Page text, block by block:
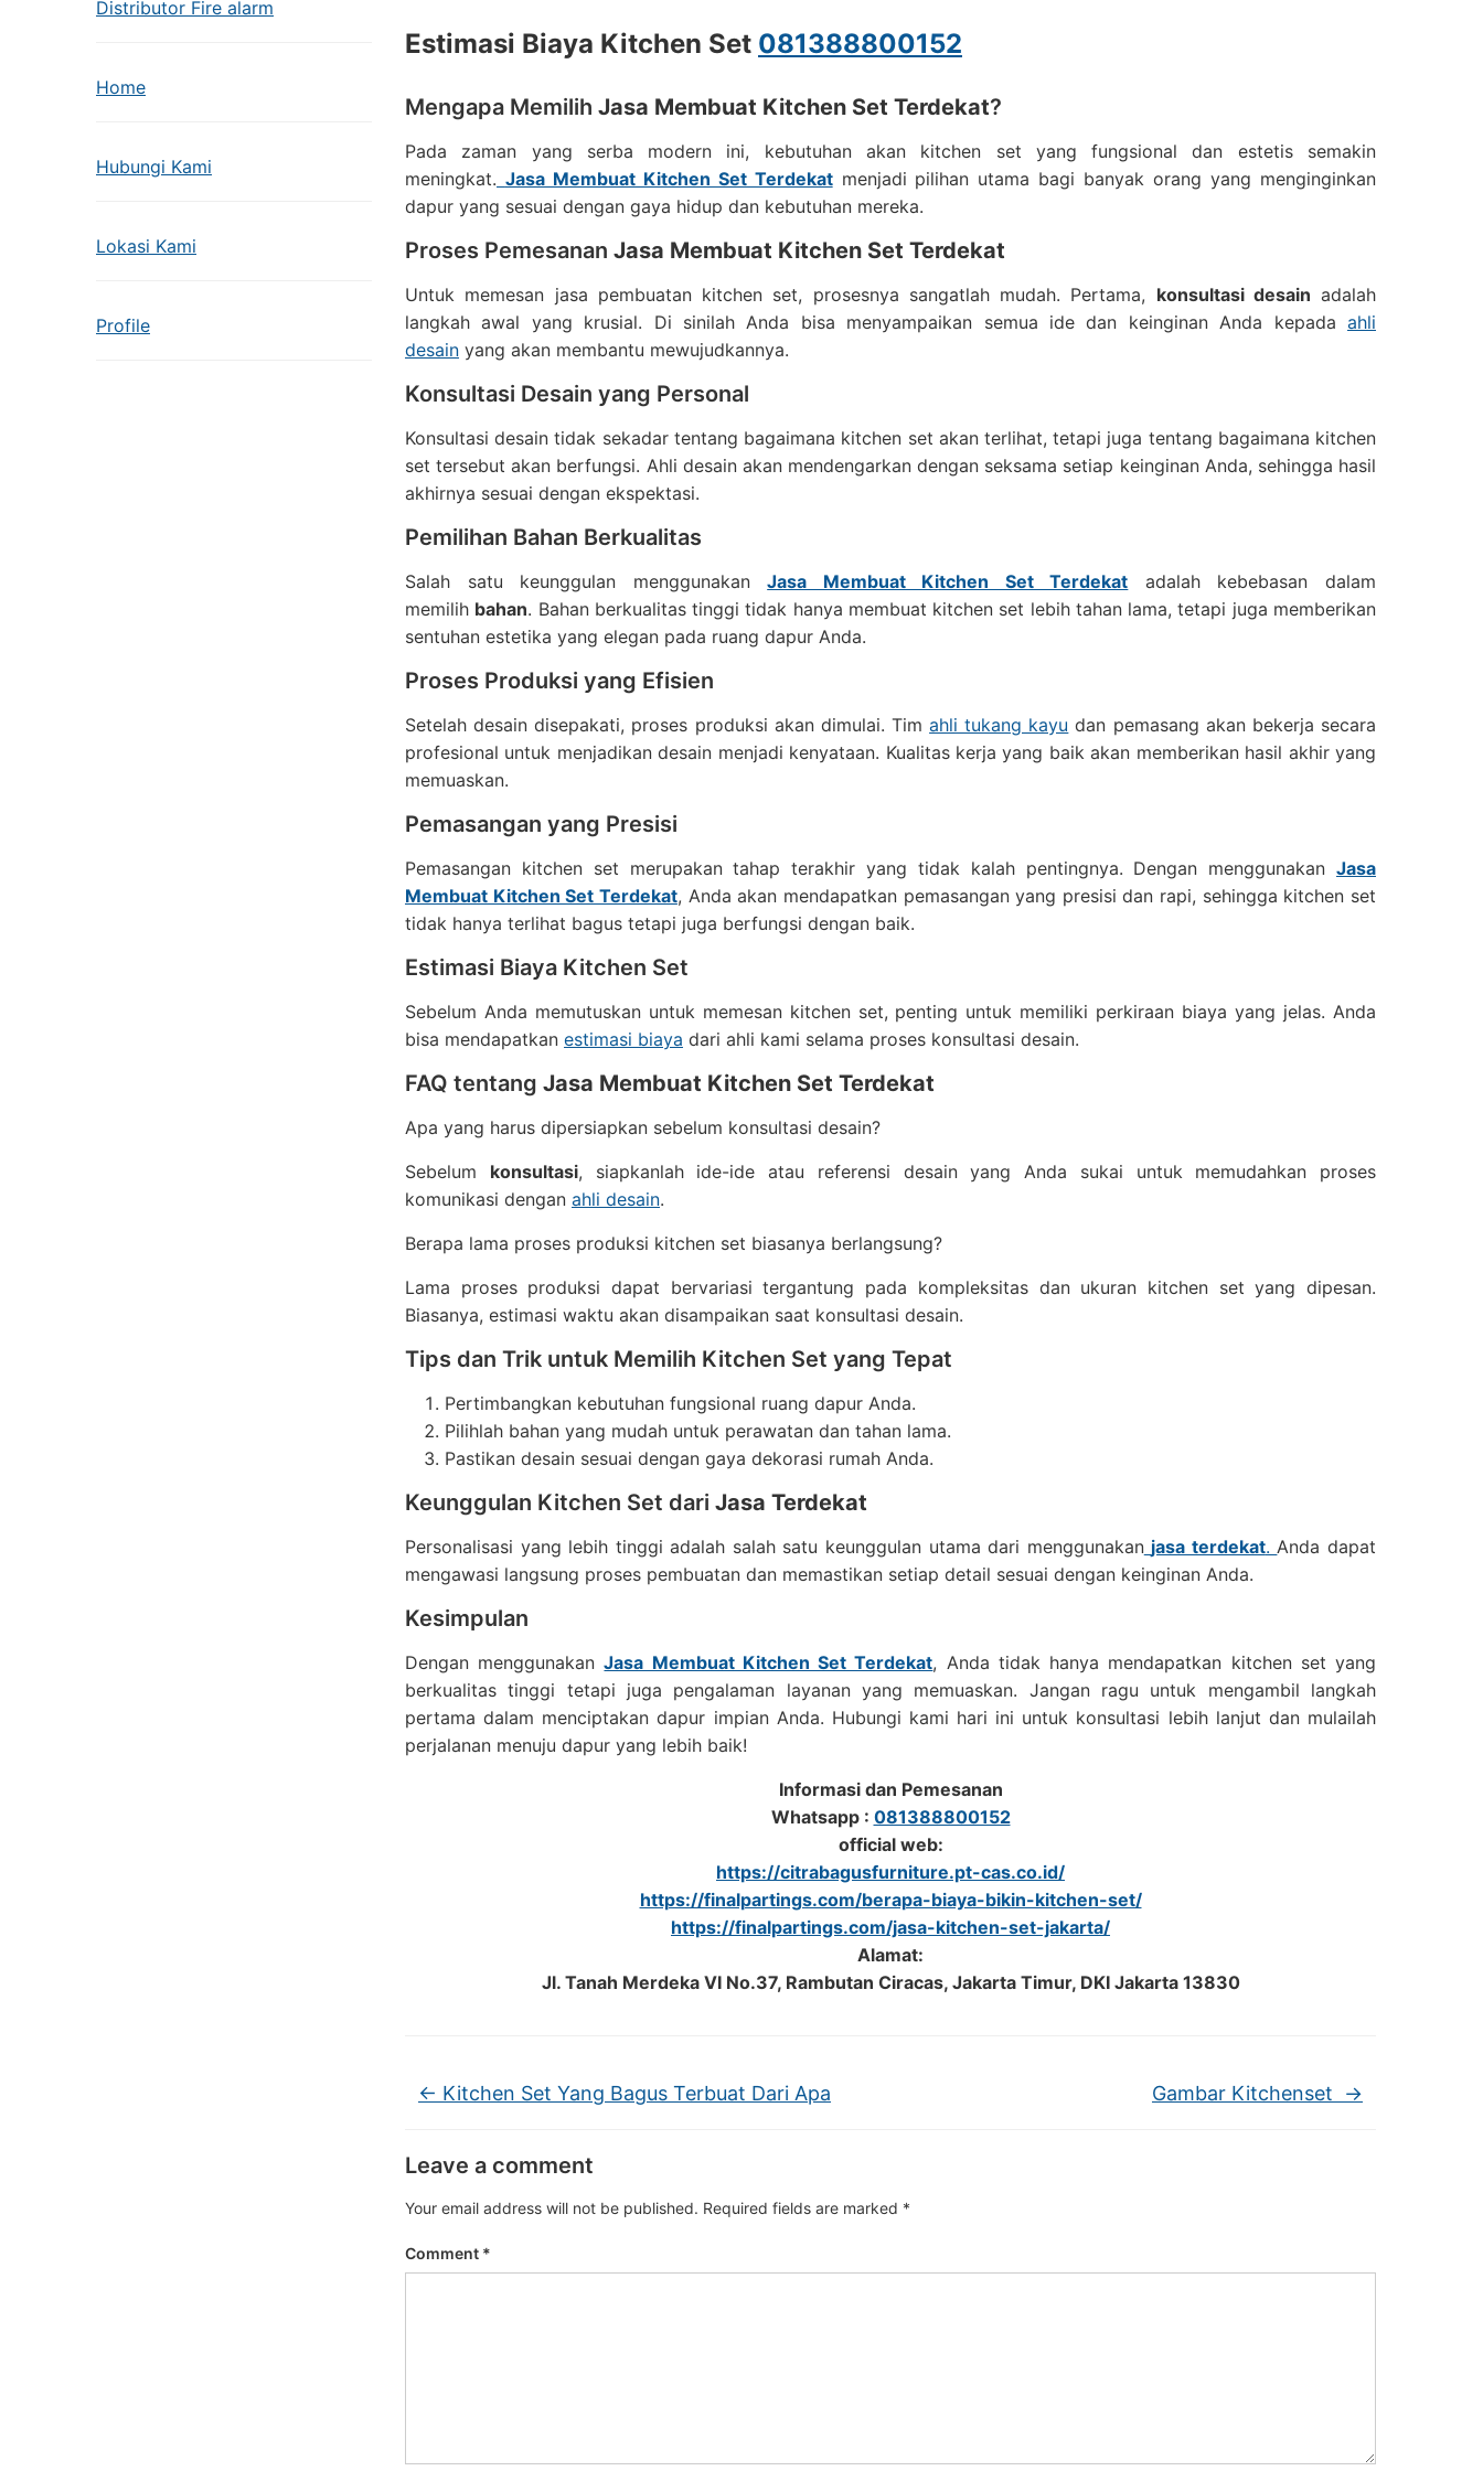
Distributor Fire alarm
Home
Hubungi Kami
Lokasi Kami
Profile
Estimasi Biaya Kitchen Set 081388800152
Mengapa Memilih Jasa Membuat Kitchen Set Terdekat?
Pada zaman yang serba modern ini, kebutuhan akan kitchen set yang fungsional dan estetis semakin
meningkat. Jasa Membuat Kitchen Set Terdekatmenjadi pilihan utama bagi banyak orang yang menginginkan
dapur yang sesuai dengan gaya hidup dan kebutuhan mereka.
Proses Pemesanan Jasa Membuat Kitchen Set Terdekat
Untuk memesan jasa pembuatan kitchen set, prosesnya sangatlah mudah. Pertama, konsultasi desain adalah
langkah awal yang krusial. Di sinilah Anda bisa menyampaikan semua ide dan keinginan Anda kepada ahli
desain yang akan membantu mewujudkannya.
Konsultasi Desain yang Personal
Konsultasi desain tidak sekadar tentang bagaimana kitchen set akan terlihat, tetapi juga tentang bagaimana kitchen
set tersebut akan berfungsi. Ahli desain akan mendengarkan dengan seksama setiap keinginan Anda, sehingga hasil
akhirnya sesuai dengan ekspektasi.
Pemilihan Bahan Berkualitas
Salah satu keunggulan menggunakanJasa Membuat Kitchen Set Terdekat adalah kebebasan dalam
memilih bahan. Bahan berkualitas tinggi tidak hanya membuat kitchen set lebih tahan lama, tetapi juga memberikan
sentuhan estetika yang elegan pada ruang dapur Anda.
Proses Produksi yang Efisien
Setelah desain disepakati, proses produksi akan dimulai. Timahli tukang kayu dan pemasang akan bekerja secara
profesional untuk menjadikan desain menjadi kenyataan. Kualitas kerja yang baik akan memberikan hasil akhir yang
memuaskan.
Pemasangan yang Presisi
Pemasangan kitchen set merupakan tahap terakhir yang tidak kalah pentingnya. Dengan menggunakan Jasa
Membuat Kitchen Set Terdekat, Anda akan mendapatkan pemasangan yang presisi dan rapi, sehingga kitchen set
tidak hanya terlihat bagus tetapi juga berfungsi dengan baik.
Estimasi Biaya Kitchen Set
Sebelum Anda memutuskan untuk memesan kitchen set, penting untuk memiliki perkiraan biaya yang jelas. Anda
bisa mendapatkan estimasi biaya dari ahli kami selama proses konsultasi desain.
FAQ tentang Jasa Membuat Kitchen Set Terdekat
Apa yang harus dipersiapkan sebelum konsultasi desain?
Sebelum konsultasi, siapkanlah ide-ide atau referensi desain yang Anda sukai untuk memudahkan proses
komunikasi dengan ahli desain.
Berapa lama proses produksi kitchen set biasanya berlangsung?
Lama proses produksi dapat bervariasi tergantung pada kompleksitas dan ukuran kitchen set yang dipesan.
Biasanya, estimasi waktu akan disampaikan saat konsultasi desain.
Tips dan Trik untuk Memilih Kitchen Set yang Tepat
Pertimbangkan kebutuhan fungsional ruang dapur Anda.
Pilihlah bahan yang mudah untuk perawatan dan tahan lama.
Pastikan desain sesuai dengan gaya dekorasi rumah Anda.
Keunggulan Kitchen Set dari Jasa Terdekat
Personalisasi yang lebih tinggi adalah salah satu keunggulan utama dari menggunakan jasa terdekat.Anda dapat
mengawasi langsung proses pembuatan dan memastikan setiap detail sesuai dengan keinginan Anda.
Kesimpulan
Dengan menggunakanJasa Membuat Kitchen Set Terdekat, Anda tidak hanya mendapatkan kitchen set yang
berkualitas tinggi tetapi juga pengalaman layanan yang memuaskan. Jangan ragu untuk mengambil langkah
pertama dalam menciptakan dapur impian Anda. Hubungi kami hari ini untuk konsultasi lebih lanjut dan mulailah
perjalanan menuju dapur yang lebih baik!
Informasi dan Pemesanan
Whatsapp : 081388800152
official web:
https://citrabagusfurniture.pt-cas.co.id/
https://finalpartings.com/berapa-biaya-bikin-kitchen-set/
https://finalpartings.com/jasa-kitchen-set-jakarta/
Alamat:
Jl. Tanah Merdeka VI No.37, Rambutan Ciracas, Jakarta Timur, DKI Jakarta 13830
← Kitchen Set Yang Bagus Terbuat Dari Apa Gambar Kitchenset →
Leave a comment
Your email address will not be published. Required fields are marked *
Comment *